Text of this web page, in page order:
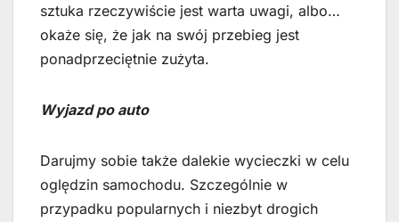
sztuka rzeczywiście jest warta uwagi, albo…
okaże się, że jak na swój przebieg jest
ponadprzeciętnie zużyta.
Wyjazd po auto
Darujmy sobie także dalekie wycieczki w celu
oględzin samochodu. Szczególnie w
przypadku popularnych i niezbyt drogich